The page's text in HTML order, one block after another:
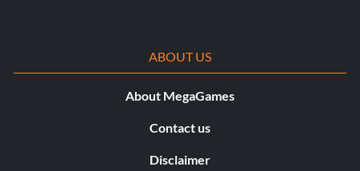
ABOUT US
About MegaGames
Contact us
Disclaimer